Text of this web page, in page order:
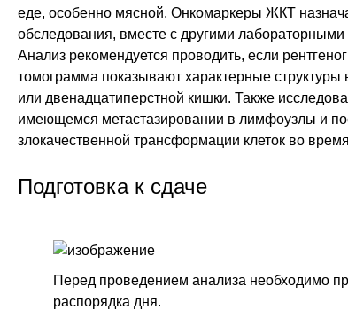
еде, особенно мясной. Онкомаркеры ЖКТ
обследования, вместе с другими
Анализ рекомендуется проводить, если
томограмма показывают характерные структуры
или двенадцатиперстной кишки. Также
имеющемся метастазировании в лимфоузлы и
злокачественной трансформации клеток во
Подготовка к сдаче
Перед проведением анализа необходимо
распорядка дня.